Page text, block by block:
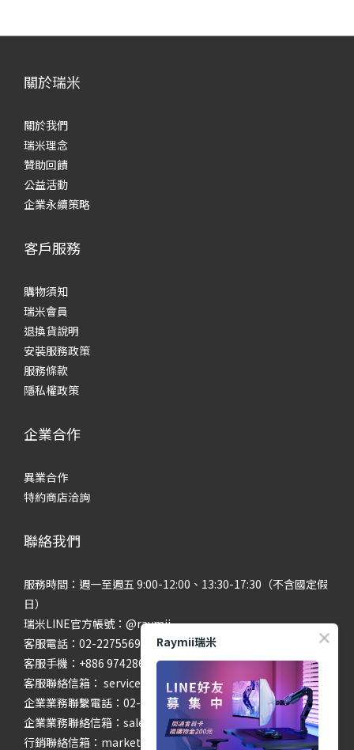
關於瑞米
關於我們
瑞米理念
贊助回饋
公益活動
企業永續策略
客戶服務
購物須知
瑞米會員
退換貨說明
安裝服務政策
服務條款
隱私權政策
企業合作
異業合作
特約商店洽詢
聯絡我們
服務時間：週一至週五 9:00-12:00、13:30-17:30（不含國定假
日）
瑞米LINE官方帳號：@raymii
客服電話：02-22755699 #201 #202
客服手機：+886 974286654
客服聯絡信箱： service@raymii.com
企業業務聯繫電話：02-22755699 #302
企業業務聯絡信箱：sales@raymii.com
行銷聯絡信箱：marketing@raymii.com
Raymii瑞米